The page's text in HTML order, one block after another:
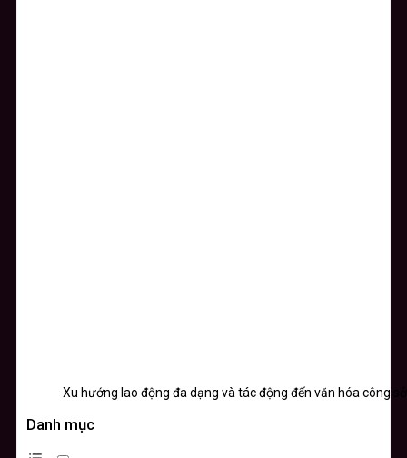
Xu hướng lao động đa dạng và tác động đến văn hóa công
Danh mục